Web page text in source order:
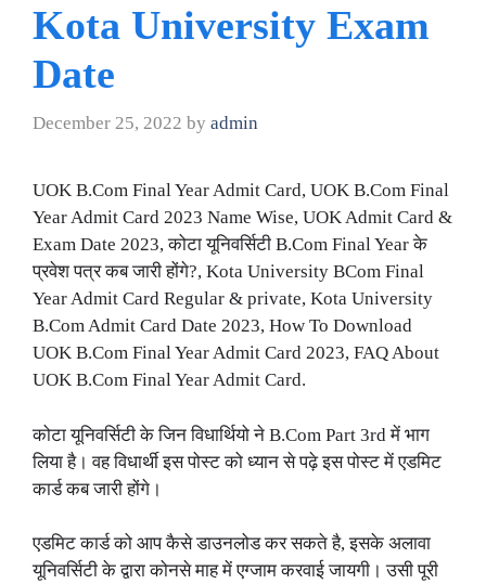
Kota University Exam
Date
December 25, 2022 by admin
UOK B.Com Final Year Admit Card, UOK B.Com Final
Year Admit Card 2023 Name Wise, UOK Admit Card &
Exam Date 2023, कोटा यूनिवर्सिटी B.Com Final Year के
प्रवेश पत्र कब जारी होंगे?, Kota University BCom Final
Year Admit Card Regular & private, Kota University
B.Com Admit Card Date 2023, How To Download
UOK B.Com Final Year Admit Card 2023, FAQ About
UOK B.Com Final Year Admit Card.
कोटा यूनिवर्सिटी के जिन विधार्थियो ने B.Com Part 3rd में भाग
लिया है। वह विधार्थी इस पोस्ट को ध्यान से पढ़े इस पोस्ट में एडमिट
कार्ड कब जारी होंगे।
एडमिट कार्ड को आप कैसे डाउनलोड कर सकते है, इसके अलावा
यूनिवर्सिटी के द्वारा कोनसे माह में एग्जाम करवाई जायगी। उसी पूरी